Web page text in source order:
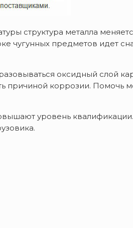
структура металла
чугунных предметов идет
оксидный слой
причиной коррозии. Помочь
уровень